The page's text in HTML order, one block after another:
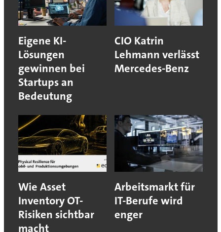
Eigene KI-
Lösungen
gewinnen bei
Startups an
Bedeutung
CIO Katrin
Lehmann verlässt
Mercedes-Benz
Wie Asset
Inventory OT-
Risiken sichtbar
macht
Arbeitsmarkt für
IT-Berufe wird
enger